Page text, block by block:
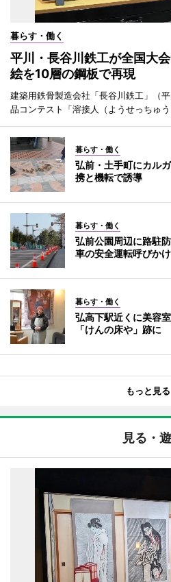
暮らす・働く
平川・長谷川鉄工が全国大
絵を10層の鋼板で再現
建築用鉄骨製造会社「長谷川鉄工」（
品コンテスト「溶接人（ようせっちゅ
暮らす・働く
弘前・土手町にカル
携と機転で誘導
暮らす・働く
弘前公園周辺に路駐
車の安全運転呼びかけ
暮らす・働く
弘高下駅近くに美容
「けんの床や」跡に
もっと見る
見る・